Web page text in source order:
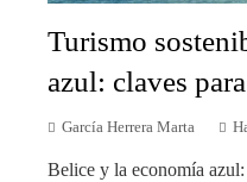
Turismo
azul: claves
García Herrera Marta
Belice y la economía